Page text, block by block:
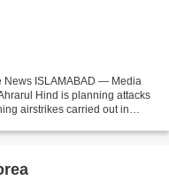
News ISLAMABAD — Media
Hind is planning attacks
airstrikes carried out in